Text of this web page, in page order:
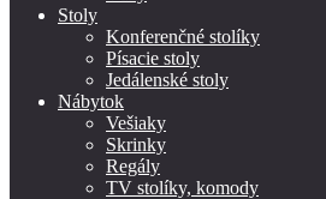
Stoly
Konferenčné stolíky
Písacie stoly
Jedálenské stoly
Nábytok
Vešiaky
Skrinky
Regály
TV stolíky, komody